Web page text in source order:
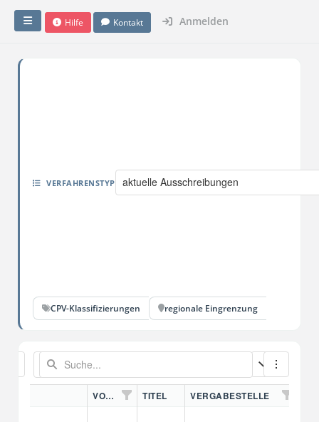
Hilfe Kontakt Anmelden
VERFAHRENSTYP aktuelle Ausschreibungen
CPV-Klassifizierungen regionale Eingrenzung
VORDN. TITEL VERGABESTELLE